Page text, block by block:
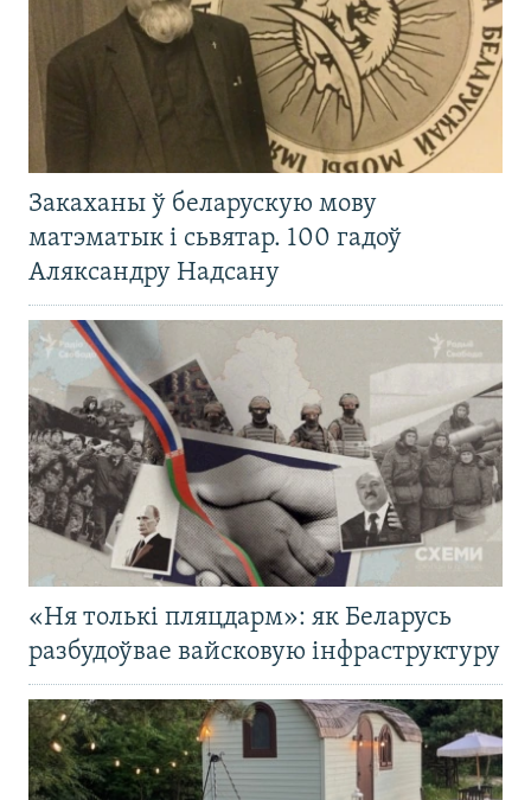
Закаханы ў беларускую мову
матэматык і сьвятар. 100 гадоў
Аляксандру Надсану
«Ня толькі пляцдарм»: як Беларусь
разбудоўвае вайсковую інфраструктуру